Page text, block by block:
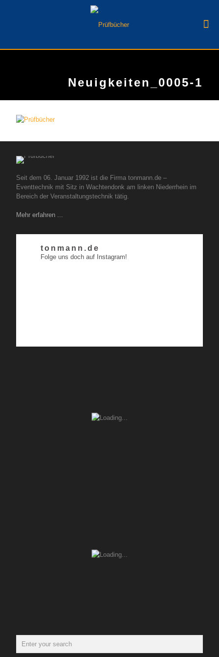
Neuigkeiten_0005-1
Seit dem 06. Januar 1992 ist die Firma tonmann.de –
Eventtechnik mit Sitz in Wachtendonk am linken Niederrhein im
Bereich der Veranstaltungstechnik tätig.
Mehr erfahren ...
tonmann.de
Folge uns doch auf Instagram!